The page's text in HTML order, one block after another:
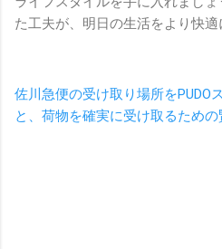
た工夫が、明日の生活をより快適
佐川急便の受け取り場所をPUDO
と、荷物を確実に受け取るため